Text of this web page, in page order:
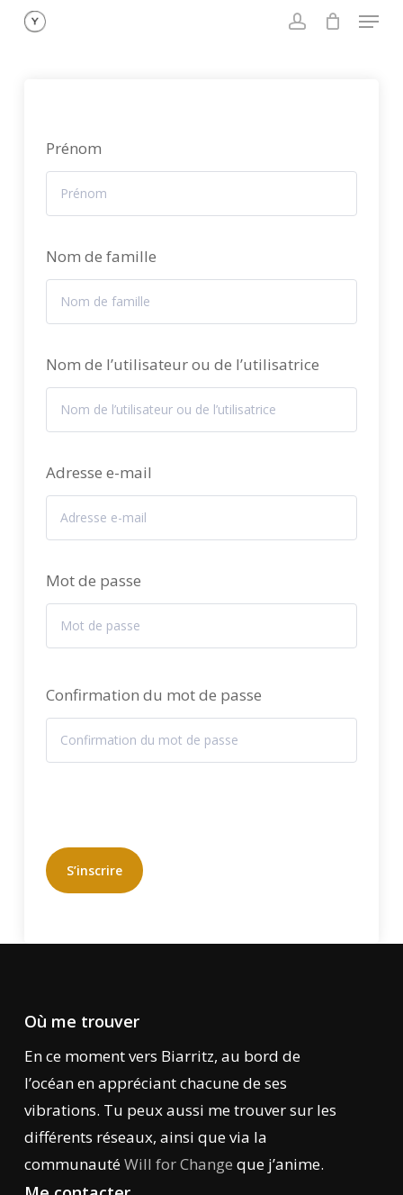
Skip
Menu
Prénom
Nom de famille
Nom de l’utilisateur ou de l’utilisatrice
Adresse e-mail
Mot de passe
Confirmation du mot de passe
S’inscrire
Où me trouver
En ce moment vers Biarritz, au bord de
l’océan en appréciant chacune de ses
vibrations. Tu peux aussi me trouver sur les
différents réseaux, ainsi que via la
communautéWill for Change que j’anime.